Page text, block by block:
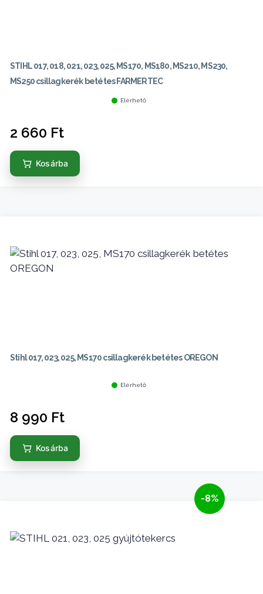
STIHL 017, 018, 021, 023, 025, MS170, MS180, MS210, MS230,
MS250 csillagkerék betétes FARMERTEC
Elérhető
2 660 Ft
Kosárba
Stihl 017, 023, 025, MS170 csillagkerék betétes OREGON
Elérhető
8 990 Ft
Kosárba
-8%